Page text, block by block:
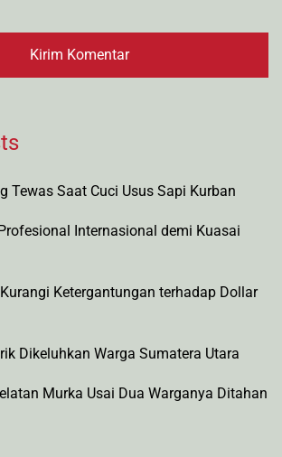
Tewas Saat Cuci Usus Sapi Kurban
Internasional demi Kuasai
Ketergantungan terhadap Dollar
Dikeluhkan Warga Sumatera Utara
Murka Usai Dua Warganya Ditahan